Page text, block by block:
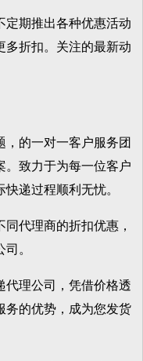
期推出各种优惠活动
多折扣。关注的最新动
的一对一客户服务团
。致力于为每一位客户
递过程顺利无忧。
代理商的折扣优惠，
。
理公司，凭借价格透
务的优势，成为您发货